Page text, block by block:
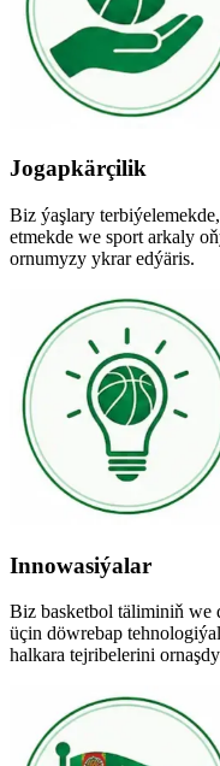
Jogapkärçilik
Biz ýaşlary
etmekde we sport arkaly
ornumyzy ykrar edýäris.
Innowasiýalar
Biz basketbol täliminiň
üçin döwrebap
halkara tejribelerini